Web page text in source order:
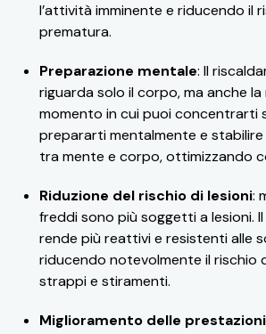
l’attività imminente e riducendo il
prematura.
Preparazione mentale: Il
riguarda solo il corpo, ma anche la
momento in cui puoi concentrarti
prepararti mentalmente e
tra mente e corpo, ottimizzando
Riduzione del rischio di lesioni:
freddi sono più soggetti a lesioni.
rende più reattivi e resistenti alle
riducendo notevolmente il rischio
strappi e stiramenti.
Miglioramento delle prestazioni